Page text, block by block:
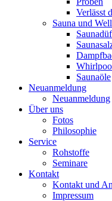
Verlässt
Sauna und
Saunaöle
Neuanmeldung
Neuanmeldung
Über uns
Fotos
Philosophie
Service
Rohstoffe
Seminare
Kontakt
Kontakt und
Impressum